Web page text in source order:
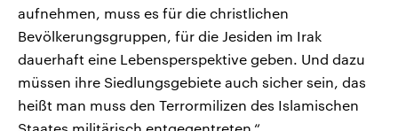
aufnehmen, muss es für die christlichen
Bevölkerungsgruppen, für die Jesiden im Irak
dauerhaft eine Lebensperspektive geben. Und dazu
müssen ihre Siedlungsgebiete auch sicher sein, das
heißt man muss den Terrormilizen des Islamischen